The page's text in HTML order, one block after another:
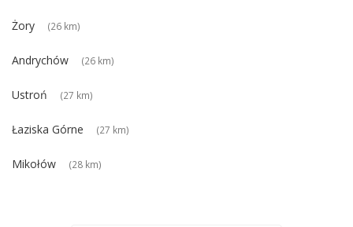
Żory (26 km)
Andrychów (26 km)
Ustroń (27 km)
Łaziska Górne (27 km)
Mikołów (28 km)